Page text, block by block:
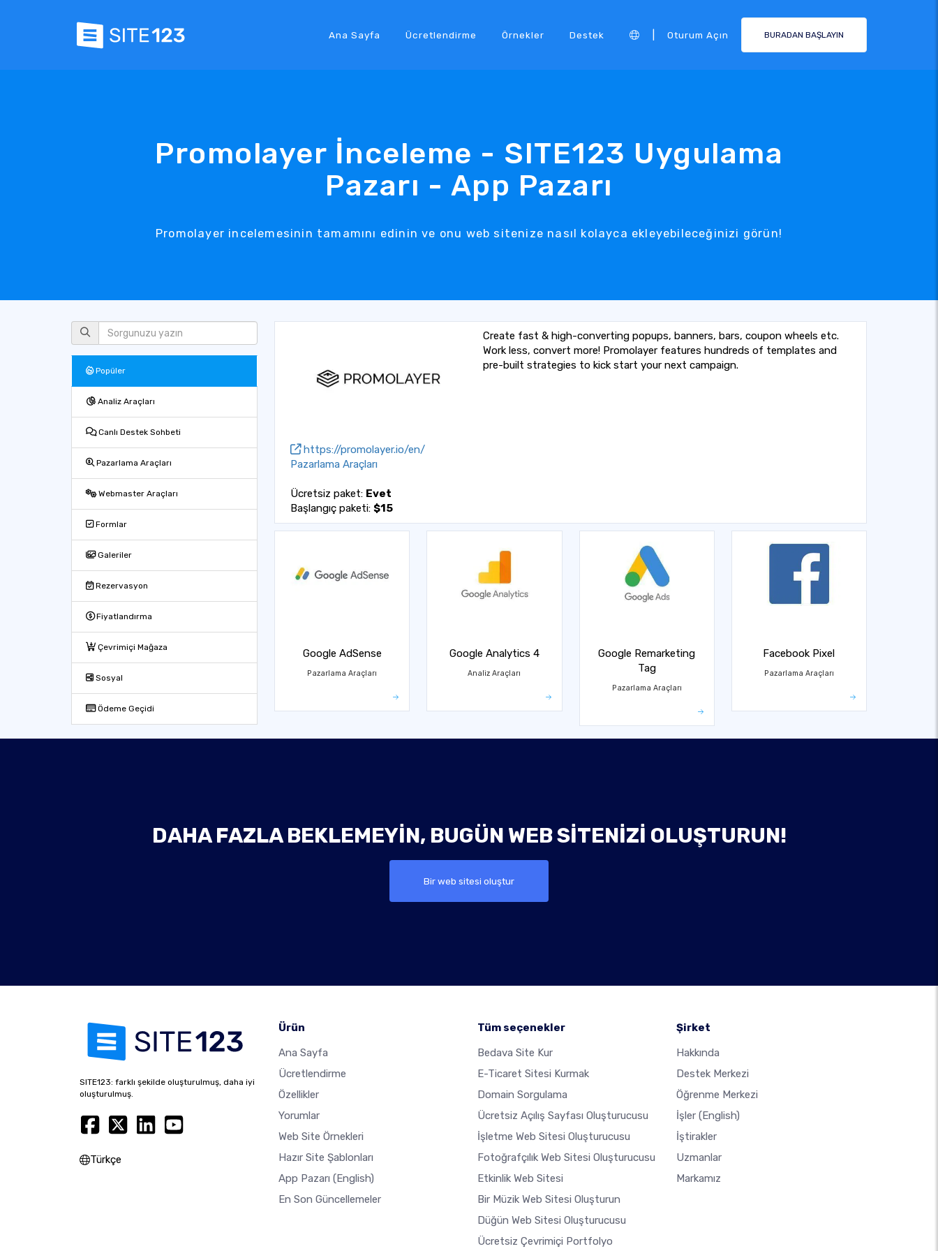
Ana Sayfa Ücretlendirme Örnekler Destek Oturum Açın BURADAN BAŞLAYIN
Promolayer İnceleme - SITE123 Uygulama
Pazarı - App Pazarı
Promolayer incelemesinin tamamını edinin ve onu web sitenize nasıl kolayca ekleyebileceğinizi görün!
Popüler
Analiz Araçları
Canlı Destek Sohbeti
Pazarlama Araçları
Webmaster Araçları
Formlar
Galeriler
Rezervasyon
Fiyatlandırma
Çevrimiçi Mağaza
Sosyal
Ödeme Geçidi
https://promolayer.io/en/
Pazarlama Araçları
Ücretsiz paket: Evet
Başlangıç paketi: $15
Create fast & high-converting popups, banners, bars, coupon wheels etc.
Work less, convert more! Promolayer features hundreds of templates and
pre-built strategies to kick start your next campaign.
Google AdSense
Pazarlama Araçları
Google Analytics 4
Analiz Araçları
Google Remarketing
Tag
Pazarlama Araçları
Facebook Pixel
Pazarlama Araçları
DAHA FAZLA BEKLEMEYIN, BUGÜN WEB SITENIZI OLUŞTURUN!
Bir web sitesi oluştur
SITE123: farklı şekilde oluşturulmuş, daha iyi
oluşturulmuş.
Türkçe
Ürün
Ana Sayfa
Ücretlendirme
Özellikler
Yorumlar
Web Site Örnekleri
Hazır Site Şablonları
App Pazarı (English)
En Son Güncellemeler
Tüm seçenekler
Bedava Site Kur
E-Ticaret Sitesi Kurmak
Domain Sorgulama
Ücretsiz Açılış Sayfası Oluşturucusu
İşletme Web Sitesi Oluşturucusu
Fotoğrafçılık Web Sitesi Oluşturucusu
Etkinlik Web Sitesi
Bir Müzik Web Sitesi Oluşturun
Düğün Web Sitesi Oluşturucusu
Ücretsiz Çevrimiçi Portfolyo
Şirket
Hakkında
Destek Merkezi
Öğrenme Merkezi
İşler (English)
İştirakler
Uzmanlar
Markamız